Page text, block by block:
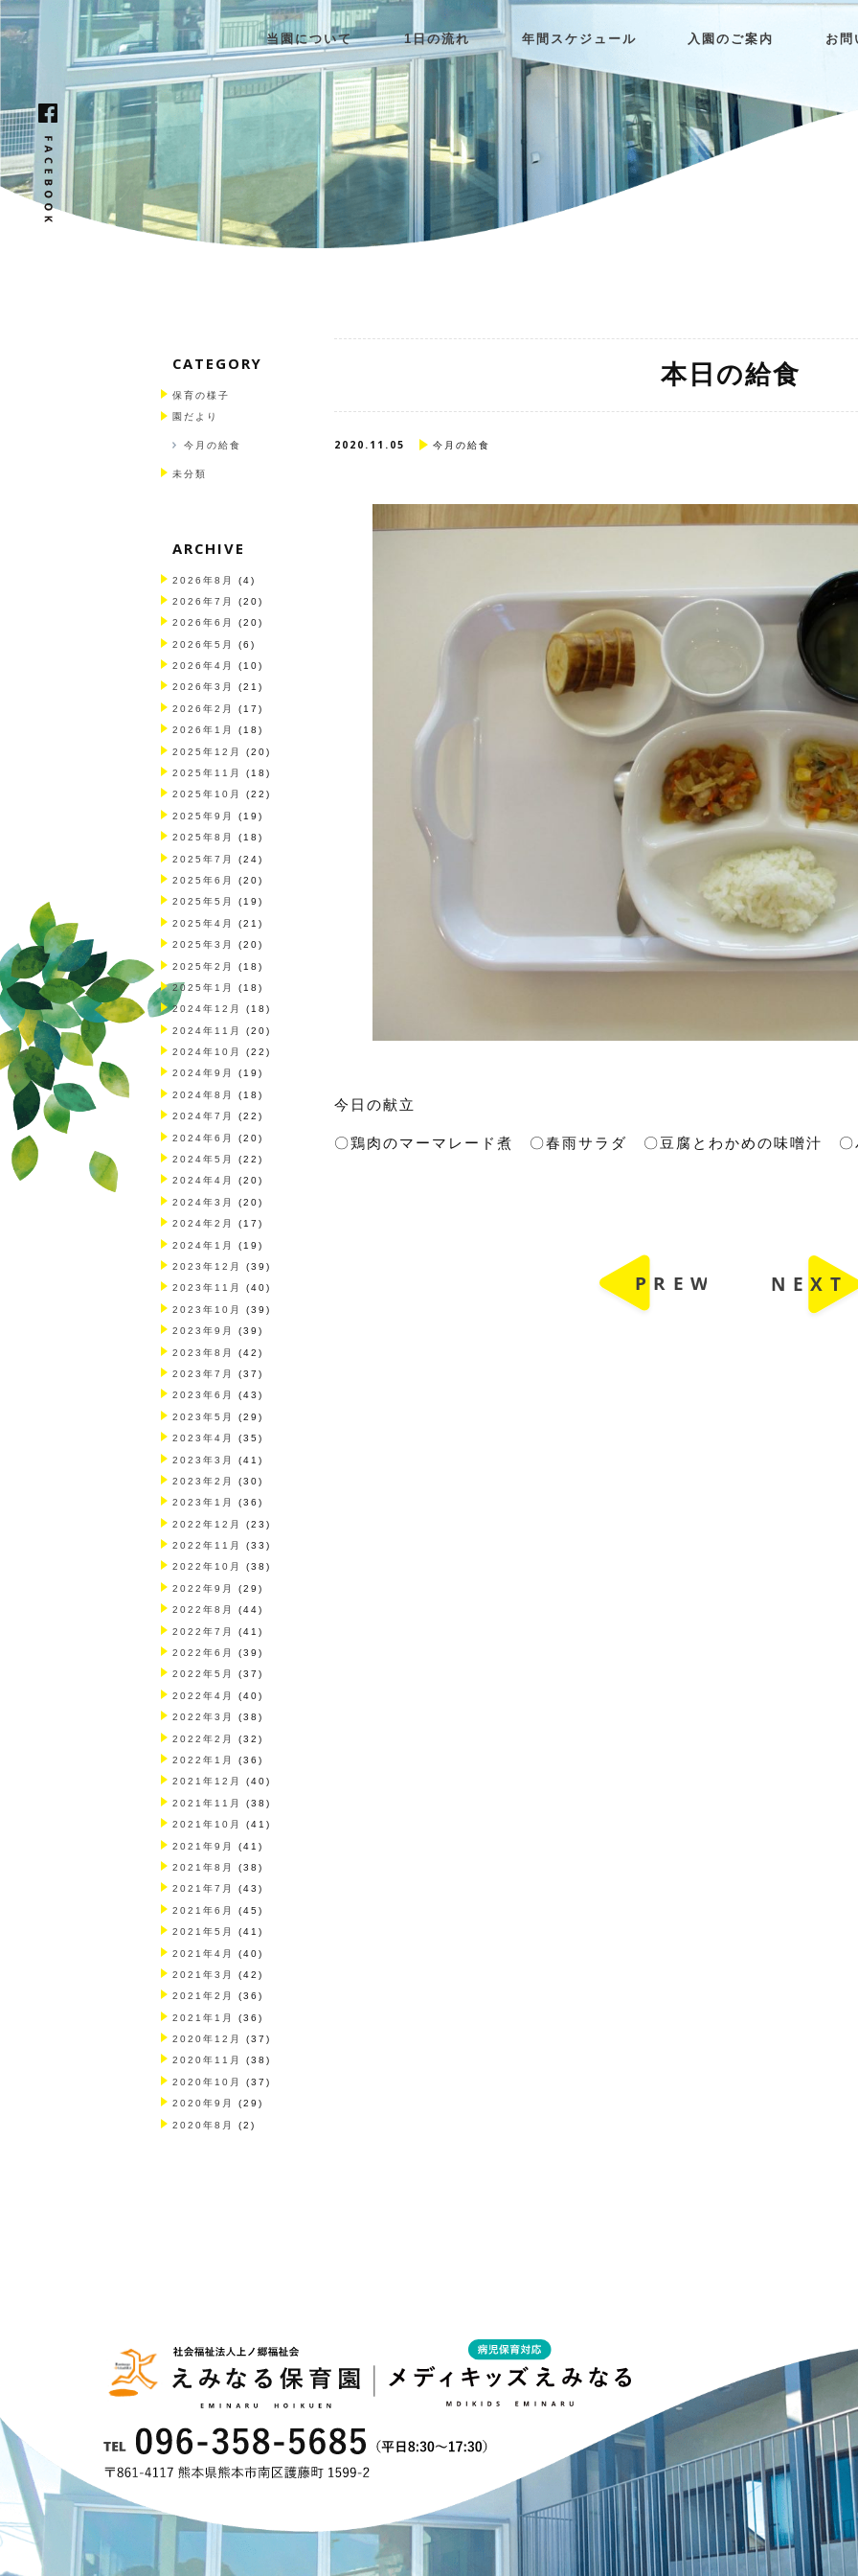
当園について 1日の流れ 年間スケジュール 入園のご案内 お問
本日の給食
2020.11.05 今月の給食
今日の献立
〇鶏肉のマーマレード煮 〇春雨サラダ 〇豆腐とわかめの味噌汁 〇
CATEGORY
保育の様子
園だより
今月の給食
未分類
ARCHIVE
2026年8月 (4)
2026年7月 (20)
2026年6月 (20)
2026年5月 (6)
2026年4月 (10)
2026年3月 (21)
2026年2月 (17)
2026年1月 (18)
2025年12月 (20)
2025年11月 (18)
2025年10月 (22)
2025年9月 (19)
2025年8月 (18)
2025年7月 (24)
2025年6月 (20)
2025年5月 (19)
2025年4月 (21)
2025年3月 (20)
2025年2月 (18)
2025年1月 (18)
2024年12月 (18)
2024年11月 (20)
2024年10月 (22)
2024年9月 (19)
2024年8月 (18)
2024年7月 (22)
2024年6月 (20)
2024年5月 (22)
2024年4月 (20)
2024年3月 (20)
2024年2月 (17)
2024年1月 (19)
2023年12月 (39)
2023年11月 (40)
2023年10月 (39)
2023年9月 (39)
2023年8月 (42)
2023年7月 (37)
2023年6月 (43)
2023年5月 (29)
2023年4月 (35)
2023年3月 (41)
2023年2月 (30)
2023年1月 (36)
2022年12月 (23)
2022年11月 (33)
2022年10月 (38)
2022年9月 (29)
2022年8月 (44)
2022年7月 (41)
2022年6月 (39)
2022年5月 (37)
2022年4月 (40)
2022年3月 (38)
2022年2月 (32)
2022年1月 (36)
2021年12月 (40)
2021年11月 (38)
2021年10月 (41)
2021年9月 (41)
2021年8月 (38)
2021年7月 (43)
2021年6月 (45)
2021年5月 (41)
2021年4月 (40)
2021年3月 (42)
2021年2月 (36)
2021年1月 (36)
2020年12月 (37)
2020年11月 (38)
2020年10月 (37)
2020年9月 (29)
2020年8月 (2)